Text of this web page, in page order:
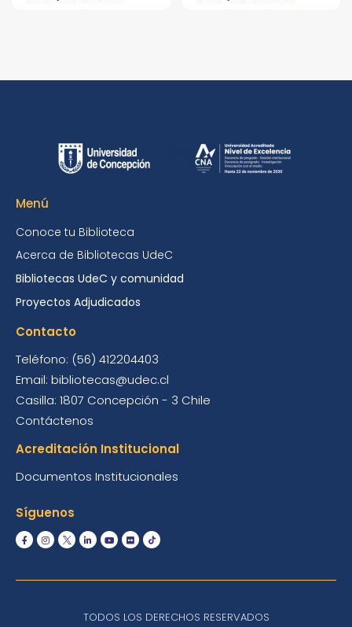
Menú
Conoce tu Biblioteca
Acerca de Bibliotecas UdeC
Bibliotecas UdeC y comunidad
Proyectos Adjudicados
Contacto
Teléfono: (56) 412204403
Email: bibliotecas@udec.cl
Casilla: 1807 Concepción - 3 Chile
Contáctenos
Acreditación Institucional
Documentos Institucionales
Síguenos
TODOS LOS DERECHOS RESERVADOS